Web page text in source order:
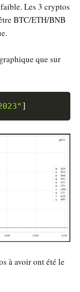
Les 3 cryptos
BTC/ETH/BNB
que sur
]
à avoir ont été le